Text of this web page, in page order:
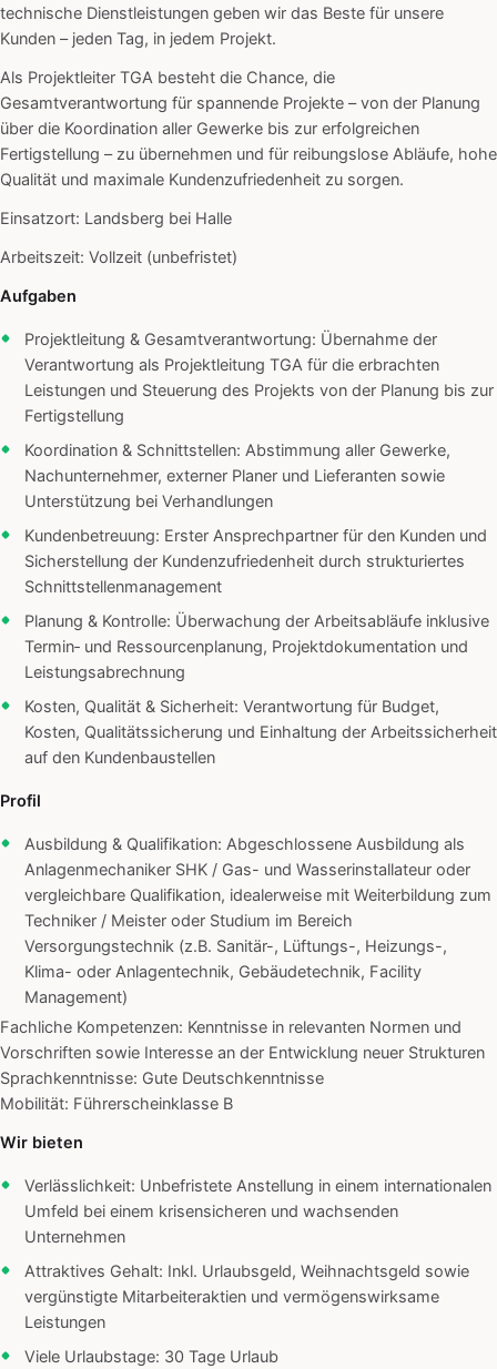
technische Dienstleistungen geben wir das Beste für unsere
Kunden – jeden Tag, in jedem Projekt.
Als Projektleiter TGA besteht die Chance, die
Gesamtverantwortung für spannende Projekte – von der Planung
über die Koordination aller Gewerke bis zur erfolgreichen
Fertigstellung – zu übernehmen und für reibungslose Abläufe, hohe
Qualität und maximale Kundenzufriedenheit zu sorgen.
Einsatzort: Landsberg bei Halle
Arbeitszeit: Vollzeit (unbefristet)
Aufgaben
Projektleitung & Gesamtverantwortung: Übernahme der
Verantwortung als Projektleitung TGA für die erbrachten
Leistungen und Steuerung des Projekts von der Planung bis zur
Fertigstellung
Koordination & Schnittstellen: Abstimmung aller Gewerke,
Nachunternehmer, externer Planer und Lieferanten sowie
Unterstützung bei Verhandlungen
Kundenbetreuung: Erster Ansprechpartner für den Kunden und
Sicherstellung der Kundenzufriedenheit durch strukturiertes
Schnittstellenmanagement
Planung & Kontrolle: Überwachung der Arbeitsabläufe inklusive
Termin‑ und Ressourcenplanung, Projektdokumentation und
Leistungsabrechnung
Kosten, Qualität & Sicherheit: Verantwortung für Budget,
Kosten, Qualitätssicherung und Einhaltung der Arbeitssicherheit
auf den Kundenbaustellen
Profil
Ausbildung & Qualifikation: Abgeschlossene Ausbildung als
Anlagenmechaniker SHK / Gas- und Wasserinstallateur oder
vergleichbare Qualifikation, idealerweise mit Weiterbildung zum
Techniker / Meister oder Studium im Bereich
Versorgungstechnik (z.B. Sanitär-, Lüftungs-, Heizungs-,
Klima- oder Anlagentechnik, Gebäudetechnik, Facility
Management)
Fachliche Kompetenzen: Kenntnisse in relevanten Normen und
Vorschriften sowie Interesse an der Entwicklung neuer Strukturen
Sprachkenntnisse: Gute Deutschkenntnisse
Mobilität: Führerscheinklasse B
Wir bieten
Verlässlichkeit: Unbefristete Anstellung in einem internationalen
Umfeld bei einem krisensicheren und wachsenden
Unternehmen
Attraktives Gehalt: Inkl. Urlaubsgeld, Weihnachtsgeld sowie
vergünstigte Mitarbeiteraktien und vermögenswirksame
Leistungen
Viele Urlaubstage: 30 Tage Urlaub